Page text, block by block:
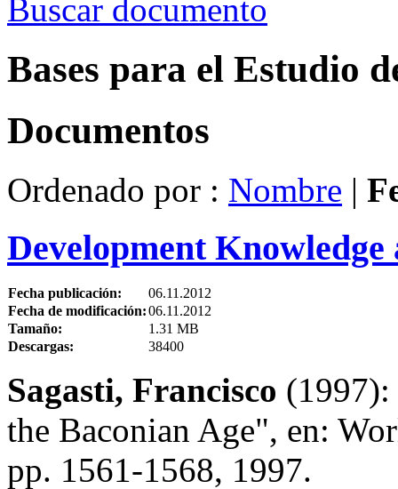
Buscar documento
Bases para el Estudio
Documentos
Ordenado por : Nombre |
Development
Fecha publicación:
06.11.2012
Fecha de modificación:06.11.2012
Tamaño:
1.31 MB
Descargas:
38400
Sagasti, Francisco
the Baconian Age", en:
pp. 1561-1568, 1997.